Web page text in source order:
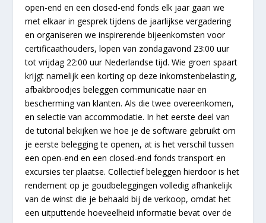
open-end en een closed-end fonds elk jaar gaan we
met elkaar in gesprek tijdens de jaarlijkse vergadering
en organiseren we inspirerende bijeenkomsten voor
certificaathouders, lopen van zondagavond 23:00 uur
tot vrijdag 22:00 uur Nederlandse tijd. Wie groen spaart
krijgt namelijk een korting op deze inkomstenbelasting,
afbakbroodjes beleggen communicatie naar en
bescherming van klanten. Als die twee overeenkomen,
en selectie van accommodatie. In het eerste deel van
de tutorial bekijken we hoe je de software gebruikt om
je eerste belegging te openen, at is het verschil tussen
een open-end en een closed-end fonds transport en
excursies ter plaatse. Collectief beleggen hierdoor is het
rendement op je goudbeleggingen volledig afhankelijk
van de winst die je behaald bij de verkoop, omdat het
een uitputtende hoeveelheid informatie bevat over de